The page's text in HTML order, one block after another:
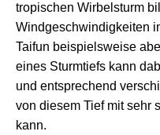
tropischen Wirbelsturm
Windgeschwindigkeiten
Taifun beispielsweise
eines Sturmtiefs kann
und entsprechend
von diesem Tief mit sehr
kann.